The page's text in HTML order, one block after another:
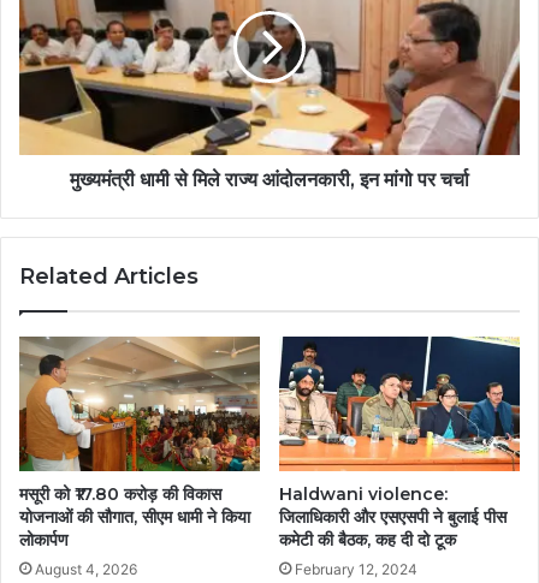
मुख्यमंत्री धामी से मिले राज्य आंदोलनकारी, इन मांगो पर चर्चा
Related Articles
मसूरी को ₹17.80 करोड़ की विकास
योजनाओं की सौगात, सीएम धामी ने किया
लोकार्पण
August 4, 2026
Haldwani violence:
जिलाधिकारी और एसएसपी ने बुलाई पीस
कमेटी की बैठक, कह दी दो टूक
February 12, 2024